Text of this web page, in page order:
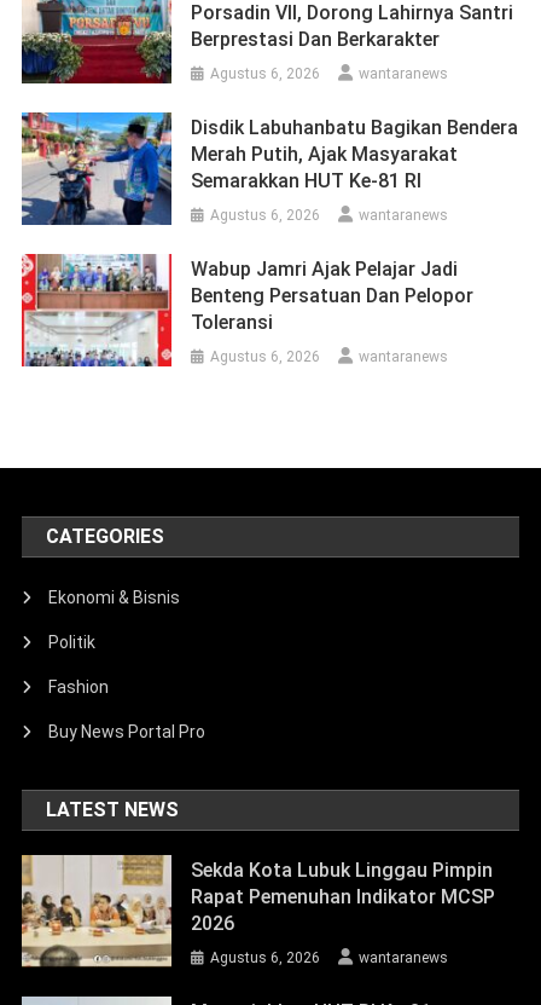
Porsadin VII, Dorong Lahirnya Santri
Berprestasi Dan Berkarakter
Agustus 6, 2026 wantaranews
Disdik Labuhanbatu Bagikan Bendera
Merah Putih, Ajak Masyarakat
Semarakkan HUT Ke-81 RI
Agustus 6, 2026 wantaranews
Wabup Jamri Ajak Pelajar Jadi
Benteng Persatuan Dan Pelopor
Toleransi
Agustus 6, 2026 wantaranews
CATEGORIES
Ekonomi & Bisnis
Politik
Fashion
Buy News Portal Pro
LATEST NEWS
Sekda Kota Lubuk Linggau Pimpin
Rapat Pemenuhan Indikator MCSP
2026
Agustus 6, 2026 wantaranews